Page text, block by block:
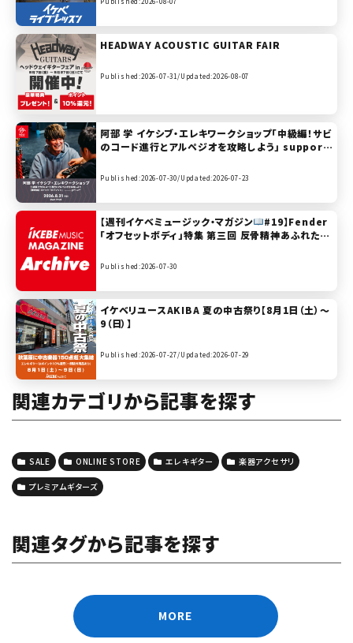
HEADWAY ACOUSTIC GUITAR FAIR
Published:2026-07-31/Updated:2026-08-07
阿部 学 イケシブ・エレキワークショップ「中級編！サビ
のコード進行とアルペジオを攻略しよう」 support
Published:2026-07-30/Updated:2026-07-23
【週刊イケベミュージック・マガジン
#19】Fender
「オフセットボディ」特集 第三回 反骨精神あふれた使
Published:2026-07-30
イケベリユースAKIBA 夏の中古祭り【8月1日（土）～
9（日）】
Published:2026-07-27/Updated:2026-07-29
関連カテゴリから記事を探す
SALE ONLINE STORE エレキギター 楽器アクセサリ
プレミアムギターズ
関連タグから記事を探す
MORE